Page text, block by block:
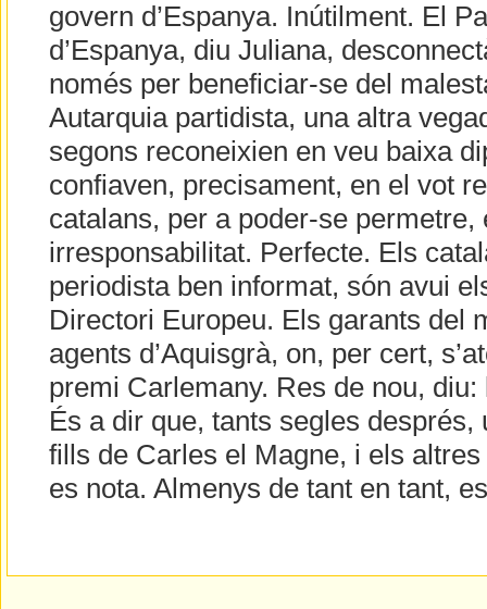
govern d’Espanya. Inútilment. El
d’Espanya, diu Juliana,
només per beneficiar-se del
Autarquia partidista, una altra
segons reconeixien en veu baixa
confiaven, precisament, en el vot
catalans, per a poder-se permetre,
irresponsabilitat. Perfecte. Els
periodista ben informat, són avui
Directori Europeu. Els garants del
agents d’Aquisgrà, on, per cert,
premi Carlemany. Res de nou,
És a dir que, tants segles després,
fills de Carles el Magne, i els
es nota. Almenys de tant en tant,